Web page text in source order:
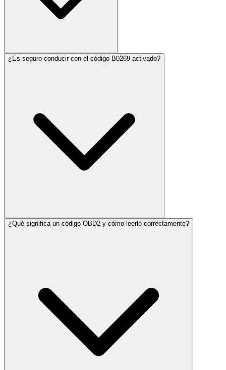
¿Es seguro conducir con el código B0269 activado?
¿Qué significa un código OBD2 y cómo leerlo correctamente?